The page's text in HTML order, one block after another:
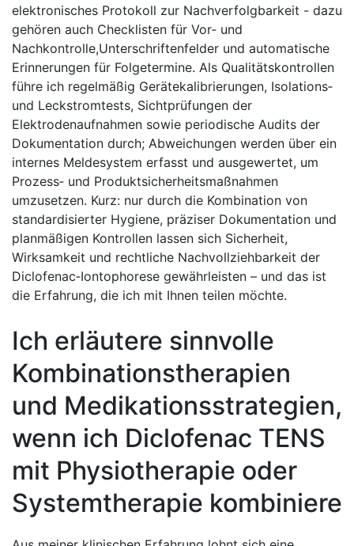
‌elektronisches Protokoll zur Nachverfolgbarkeit -⁤ dazu
gehören auch Checklisten für Vor‑ und
Nachkontrolle,Unterschriftenfelder und automatische
‍Erinnerungen für ​Folgetermine. Als Qualitätskontrollen
‌führe ich regelmäßig ​Gerätekalibrierungen, Isolations‑
und Leckstromtests, Sichtprüfungen der
Elektrodenaufnahmen sowie periodische Audits der
Dokumentation durch; Abweichungen ‌werden über ein
internes Meldesystem erfasst und ausgewertet, um
Prozess‑ und Produktsicherheitsmaßnahmen
umzusetzen. Kurz: nur⁢ durch die Kombination von
standardisierter Hygiene, präziser Dokumentation und
planmäßigen Kontrollen lassen sich ‍Sicherheit,
Wirksamkeit und rechtliche Nachvollziehbarkeit der
Diclofenac‑Iontophorese gewährleisten – und​ das ist‍
die Erfahrung, die⁢ ich mit‌ Ihnen teilen möchte.
Ich erläutere sinnvolle
Kombinationstherapien
und Medikationsstrategien,
wenn ich Diclofenac⁢ TENS
mit Physiotherapie oder
Systemtherapie kombiniere